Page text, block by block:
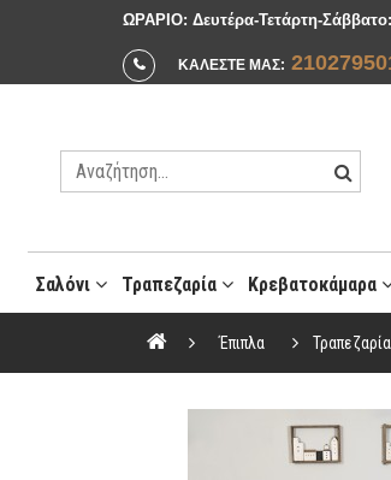
ΩΡΑΡΙΟ: Δευτέρα-Τετάρτη-
ΚΑΛΕΣΤΕ ΜΑΣ:
Σαλόνι Τραπεζαρία Κρεβατοκάμαρα
Έπιπλα Τραπεζαρία